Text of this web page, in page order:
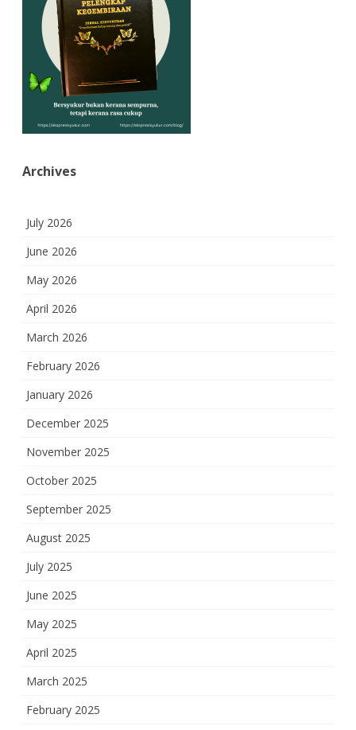
Archives
July 2026
June 2026
May 2026
April 2026
March 2026
February 2026
January 2026
December 2025
November 2025
October 2025
September 2025
August 2025
July 2025
June 2025
May 2025
April 2025
March 2025
February 2025